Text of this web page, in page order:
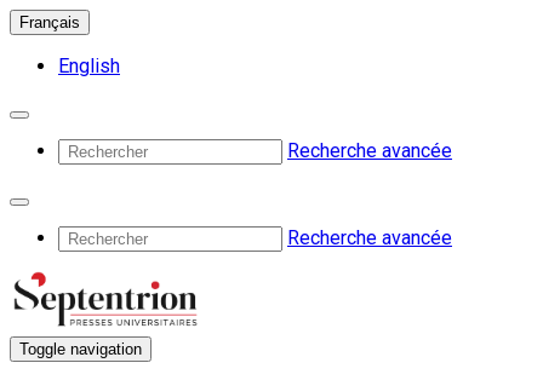
Français
English
Recherche avancée
Recherche avancée
Toggle navigation